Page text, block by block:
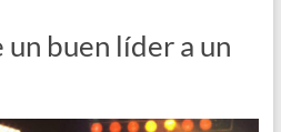
un buen líder a un